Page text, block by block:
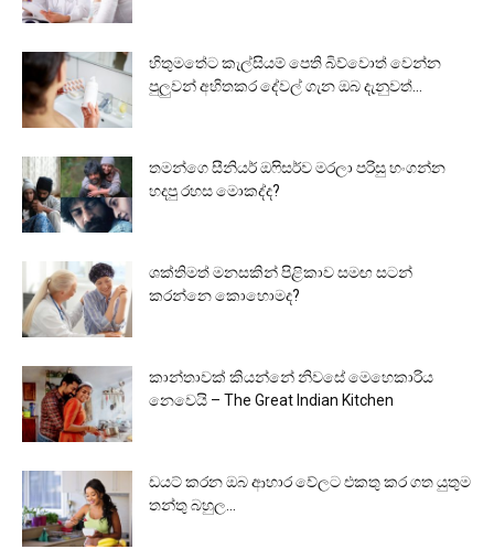
හිතුමතේට කැල්සියම් පෙති බිව්වොත් වෙන්න
පුලුවන් අහිතකර දේවල් ගැන ඔබ දැනුවත්...
තමන්ගෙ සීනියර් ඔෆිසර්ව මරලා පරිසු හංගන්න
හදපු රහස මොකද්ද?
ශක්තිමත් මනසකින් පිළිකාව සමඟ සටන්
කරන්නෙ කොහොමද?
කාන්තාවක් කියන්නේ නිවසේ මෙහෙකාරිය
නෙවෙයි – The Great Indian Kitchen
ඩයට් කරන ඔබ ආහාර වේලට එකතු කර ගත යුතුම
තන්තු බහුල...